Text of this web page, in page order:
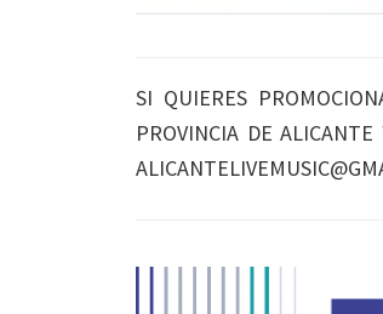
SI QUIERES
PROVINCIA DE